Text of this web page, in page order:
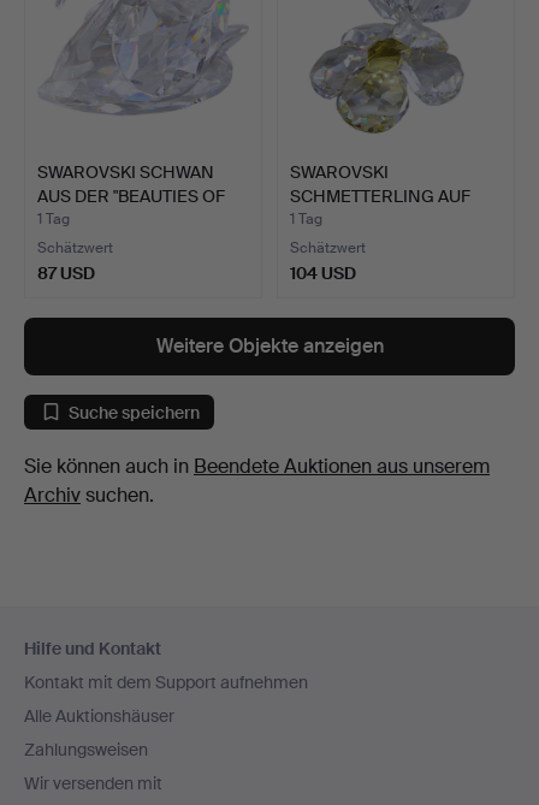
SWAROVSKI SCHWAN
AUS DER "BEAUTIES OF
THE …
1 Tag
Schätzwert
87 USD
SWAROVSKI
SCHMETTERLING AUF
EINER BLÜTE.
1 Tag
Schätzwert
104 USD
Weitere Objekte anzeigen
Suche speichern
Sie können auch in Beendete Auktionen aus unserem
Archivsuchen.
Navigation
Hilfe und Kontakt
Kontakt mit dem Support aufnehmen
Alle Auktionshäuser
Zahlungsweisen
Wir versenden mit